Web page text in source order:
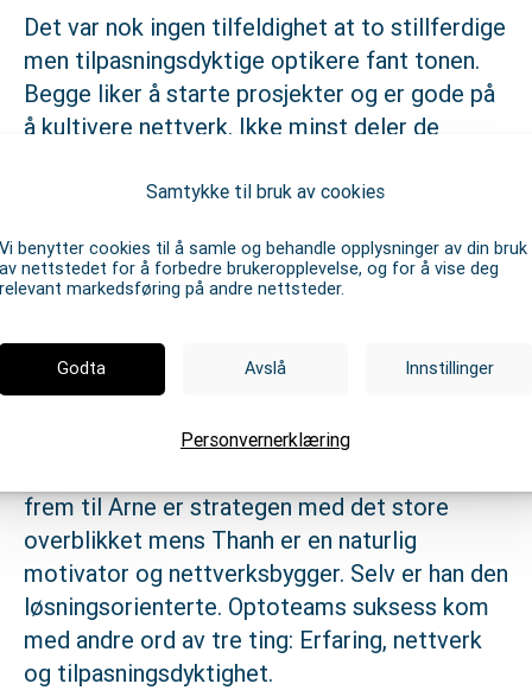
Det var nok ingen tilfeldighet at to stillferdige
men tilpasningsdyktige optikere fant tonen.
Begge liker å starte prosjekter og er gode på
å kultivere nettverk. Ikke minst deler de
medier og lignende.
Bak den lysskye duoen står Arne med en klar
mening om at begge bør tre inn i søkelyset
Optoteam vokst raskt uten alt for mye fokus
på bakmennene, en suksess som er bygget på
frem til Arne er strategen med det store
overblikket mens Thanh er en naturlig
motivator og nettverksbygger. Selv er han den
løsningsorienterte. Optoteams suksess kom
med andre ord av tre ting: Erfaring, nettverk
og tilpasningsdyktighet.
Samtykke til bruk av cookies
Vi benytter cookies til å samle og behandle opplysninger av din bruk
av nettstedet for å forbedre brukeropplevelse, og for å vise deg
relevant markedsføring på andre nettsteder.
Godta Avslå Innstillinger
Personvernerklæring